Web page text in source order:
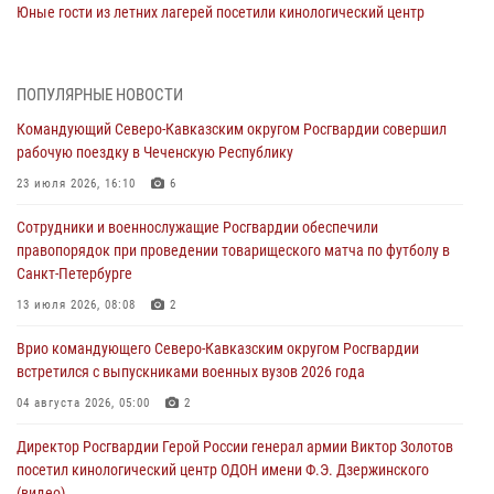
Юные гости из летних лагерей посетили кинологический центр
выпуска «Легенды армии с Александром Маршалом»
07 августа 2026, 12:00
ветераны военной контрразведки почтили память Николая
Кузнецова
07 августа 2026, 12:00
Смольного собора в Санкт-Петербурге (видео)
07 августа 2026, 11:34
взрывобезопасности
ПОПУЛЯРНЫЕ НОВОСТИ
Командующий Северо-Кавказским округом Росгвардии совершил
рабочую поездку в Чеченскую Республику
23 июля 2026, 16:10 6
Сотрудники и военнослужащие Росгвардии обеспечили
правопорядок при проведении товарищеского матча по футболу в
Санкт-Петербурге
13 июля 2026, 08:08 2
Врио командующего Северо-Кавказским округом Росгвардии
встретился с выпускниками военных вузов 2026 года
04 августа 2026, 05:00 2
Директор Росгвардии Герой России генерал армии Виктор Золотов
посетил кинологический центр ОДОН имени Ф.Э. Дзержинского